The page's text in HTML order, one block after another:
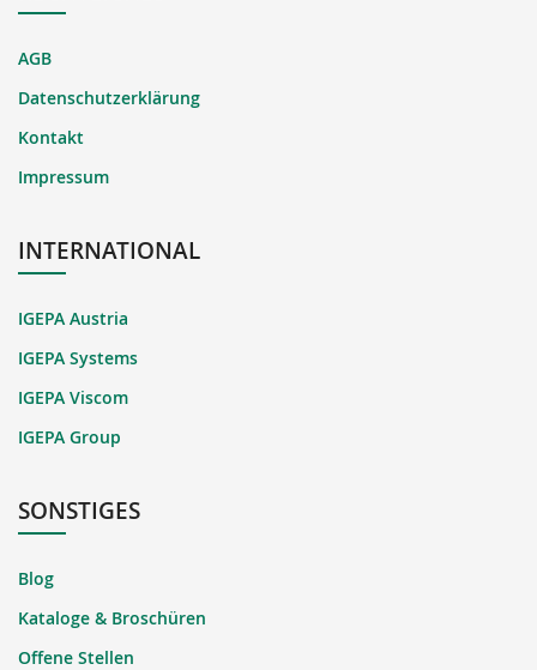
AGB
Datenschutzerklärung
Kontakt
Impressum
INTERNATIONAL
IGEPA Austria
IGEPA Systems
IGEPA Viscom
IGEPA Group
SONSTIGES
Blog
Kataloge & Broschüren
Offene Stellen